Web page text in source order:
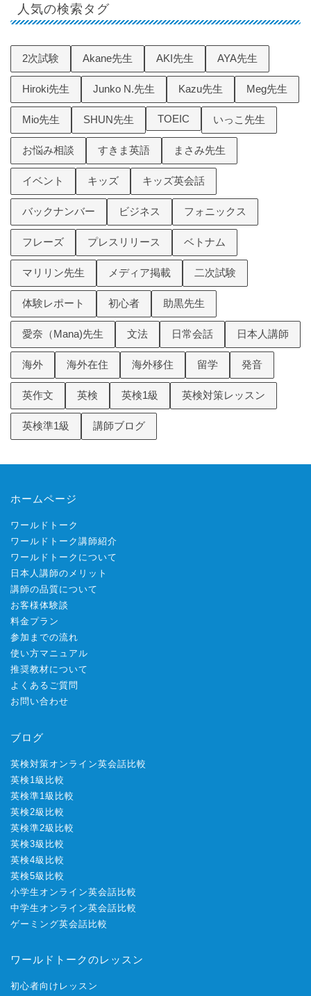
人気の検索タグ
2次試験 Akane先生 AKI先生 AYA先生
Hiroki先生 Junko N.先生 Kazu先生 Meg先生
Mio先生 SHUN先生 TOEIC いっこ先生
お悩み相談 すきま英語 まさみ先生
イベント キッズ キッズ英会話
バックナンバー ビジネス フォニックス
フレーズ プレスリリース ベトナム
マリリン先生 メディア掲載 二次試験
体験レポート 初心者 助黒先生
愛奈（Mana)先生 文法 日常会話 日本人講師
海外 海外在住 海外移住 留学 発音
英作文 英検 英検1級 英検対策レッスン
英検準1級 講師ブログ
ホームページ
ワールドトーク
ワールドトーク講師紹介
ワールドトークについて
日本人講師のメリット
講師の品質について
お客様体験談
料金プラン
参加までの流れ
使い方マニュアル
推奨教材について
よくあるご質問
お問い合わせ
ブログ
英検対策オンライン英会話比較
英検1級比較
英検準1級比較
英検2級比較
英検準2級比較
英検3級比較
英検4級比較
英検5級比較
小学生オンライン英会話比較
中学生オンライン英会話比較
ゲーミング英会話比較
ワールドトークのレッスン
初心者向けレッスン